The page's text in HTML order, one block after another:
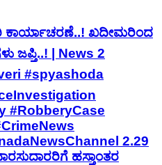
ಕಾರ್ಯಾಚರಣೆ..! ಖದೀಮರಿಂದ
ಜಪ್ತಿ..! | News 2
#spyashoda
#RobberyCase
2.29
ಹಸ್ತಾಂತರ